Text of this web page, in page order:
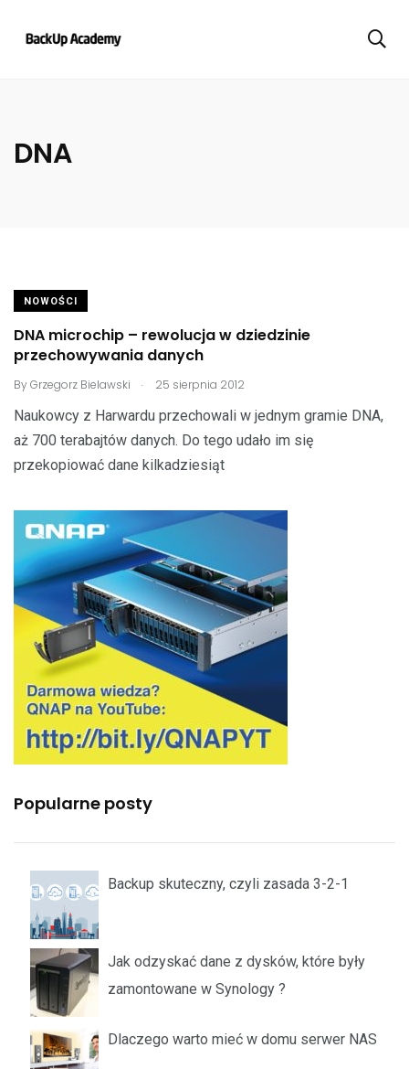
DNA
NOWOŚCI
DNA microchip – rewolucja w dziedzinie
przechowywania danych
ByGrzegorz Bielawski . 25 sierpnia 2012
Naukowcy z Harwardu przechowali w jednym gramie DNA,
aż 700 terabajtów danych. Do tego udało im się
przekopiować dane kilkadziesiąt
Popularne posty
Backup skuteczny, czyli zasada 3-2-1
Jak odzyskać dane z dysków, które były
zamontowane w Synology ?
Dlaczego warto mieć w domu serwer NAS